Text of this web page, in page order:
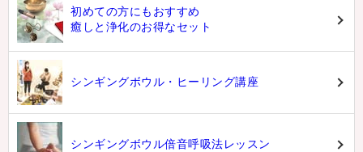
初めての方にもおすすめ
癒しと浄化のお得なセット
シンギングボウル・ヒーリング講座
シンギングボウル倍音呼吸法レッスン